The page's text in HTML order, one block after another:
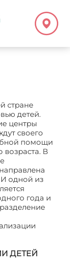
стране
детей.
центры
своего
помощи
возраста. В
И одной из
года и
ДЕТЕЙ